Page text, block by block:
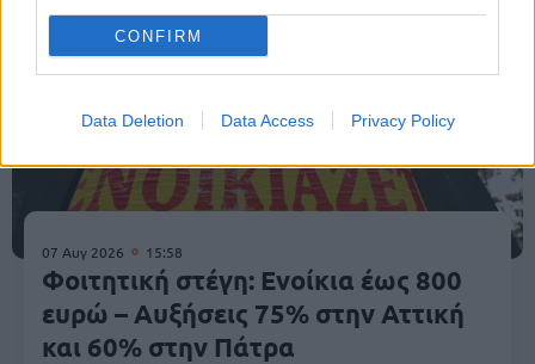
CONFIRM
Data Deletion Data Access Privacy Policy
07 Αυγ 2026 15:58
Φοιτητική στέγη: Ενοίκια έως 800
ευρώ – Αυξήσεις 75% στην Αττική
και 60% στην Πάτρα